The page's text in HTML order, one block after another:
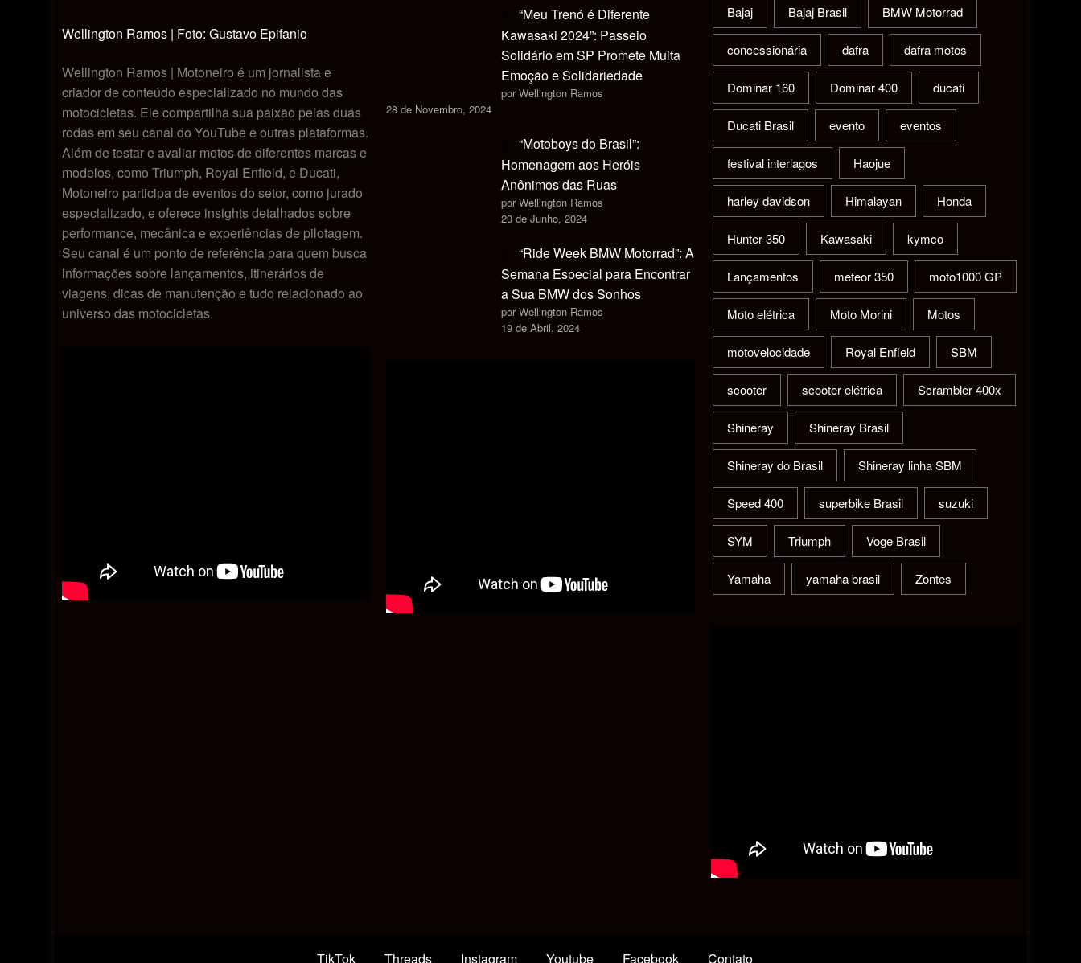
Wellington Ramos | Foto: Gustavo Epifanio
Wellington Ramos | Motoneiro é um jornalista e
criador de conteúdo especializado no mundo das
motocicletas. Ele compartilha sua paixão pelas duas
rodas em seu canal do YouTube e outras plataformas.
Além de testar e avaliar motos de diferentes marcas e
modelos, como Triumph, Royal Enfield, e Ducati,
Motoneiro participa de eventos do setor, como jurado
especializado, e oferece insights detalhados sobre
performance, mecânica e experiências de pilotagem.
Seu canal é um ponto de referência para quem busca
informações sobre lançamentos, itinerários de
viagens, dicas de manutenção e tudo relacionado ao
universo das motocicletas.
“Meu Trenó é Diferente
Kawasaki 2024”: Passeio
Solidário em SP Promete Muita
Emoção e Solidariedade
por Wellington Ramos
28 de Novembro, 2024
“Motoboys do Brasil”:
Homenagem aos Heróis
Anônimos das Ruas
por Wellington Ramos
20 de Junho, 2024
“Ride Week BMW Motorrad”: A
Semana Especial para Encontrar
a Sua BMW dos Sonhos
por Wellington Ramos
19 de Abril, 2024
Bajaj Bajaj Brasil BMW Motorrad
concessionária dafra dafra motos
Dominar 160 Dominar 400 ducati
Ducati Brasil evento eventos
festival interlagos Haojue
harley davidson Himalayan Honda
Hunter 350 Kawasaki kymco
Lançamentos meteor 350 moto1000 GP
Moto elétrica Moto Morini Motos
motovelocidade Royal Enfield SBM
scooter scooter elétrica Scrambler 400x
Shineray Shineray Brasil
Shineray do Brasil Shineray linha SBM
Speed 400 superbike Brasil suzuki
SYM Triumph Voge Brasil
Yamaha yamaha brasil Zontes
TikTok Threads Instagram Youtube Facebook Contato